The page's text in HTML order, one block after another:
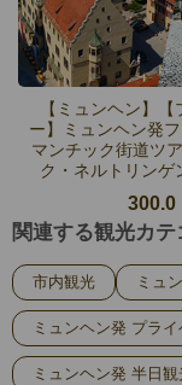
【ミュンヘン】
ー】ミュンヘン発
マンチック街道ツ
ク・ネルトリンゲ
300.0
関連する観光カテ
市内観光 ミュ
ミュンヘン発 プラ
ミュンヘン発 半日観